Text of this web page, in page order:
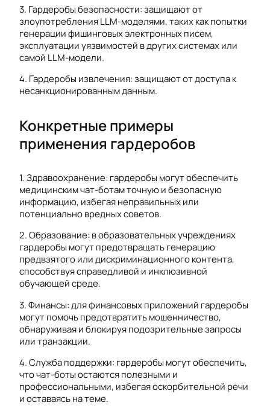
3. Гардеробы безопасности: защищают от
злоупотребления LLM-моделями, таких как попытки
генерации фишинговых электронных писем,
эксплуатации уязвимостей в других системах или
самой LLM-модели.
4. Гардеробы извлечения: защищают от доступа к
несанкционированным данным.
Конкретные примеры
применения гардеробов
1. Здравоохранение: гардеробы могут обеспечить
медицинским чат-ботам точную и безопасную
информацию, избегая неправильных или
потенциально вредных советов.
2. Образование: в образовательных учреждениях
гардеробы могут предотвращать генерацию
предвзятого или дискриминационного контента,
способствуя справедливой и инклюзивной
обучающей среде.
3. Финансы: для финансовых приложений гардеробы
могут помочь предотвратить мошенничество,
обнаруживая и блокируя подозрительные запросы
или транзакции.
4. Служба поддержки: гардеробы могут обеспечить,
что чат-боты остаются полезными и
профессиональными, избегая оскорбительной речи
и оставаясь на теме.